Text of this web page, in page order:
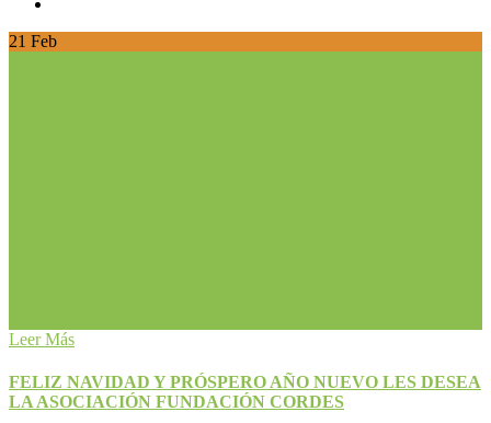
21 Feb
Leer Más
FELIZ NAVIDAD Y PRÓSPERO AÑO NUEVO LES DESEA
LA ASOCIACIÓN FUNDACIÓN CORDES